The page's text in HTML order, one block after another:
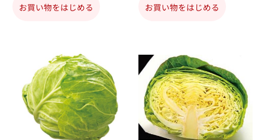
お買い物をはじめる お買い物をはじめる